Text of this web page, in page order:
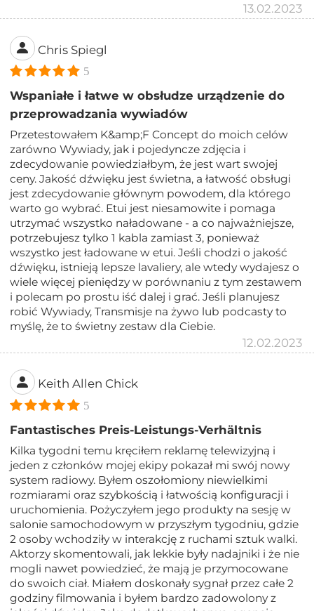
13.02.2023
Chris Spiegl
5
Wspaniałe i łatwe w obsłudze urządzenie do
przeprowadzania wywiadów
Przetestowałem K&amp;F Concept do moich celów
zarówno Wywiady, jak i pojedyncze zdjęcia i
zdecydowanie powiedziałbym, że jest wart swojej
ceny. Jakość dźwięku jest świetna, a łatwość obsługi
jest zdecydowanie głównym powodem, dla którego
warto go wybrać. Etui jest niesamowite i pomaga
utrzymać wszystko naładowane - a co najważniejsze,
potrzebujesz tylko 1 kabla zamiast 3, ponieważ
wszystko jest ładowane w etui. Jeśli chodzi o jakość
dźwięku, istnieją lepsze lavaliery, ale wtedy wydajesz o
wiele więcej pieniędzy w porównaniu z tym zestawem
i polecam po prostu iść dalej i grać. Jeśli planujesz
robić Wywiady, Transmisje na żywo lub podcasty to
myślę, że to świetny zestaw dla Ciebie.
12.02.2023
Keith Allen Chick
5
Fantastisches Preis-Leistungs-Verhältnis
Kilka tygodni temu kręciłem reklamę telewizyjną i
jeden z członków mojej ekipy pokazał mi swój nowy
system radiowy. Byłem oszołomiony niewielkimi
rozmiarami oraz szybkością i łatwością konfiguracji i
uruchomienia. Pożyczyłem jego produkty na sesję w
salonie samochodowym w przyszłym tygodniu, gdzie
2 osoby wchodziły w interakcję z ruchami sztuk walki.
Aktorzy skomentowali, jak lekkie były nadajniki i że nie
mogli nawet powiedzieć, że mają je przymocowane
do swoich ciał. Miałem doskonały sygnał przez całe 2
godziny filmowania i byłem bardzo zadowolony z